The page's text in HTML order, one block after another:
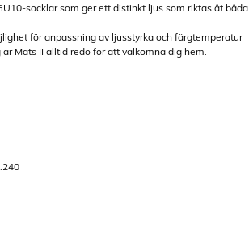
socklar som ger ett distinkt ljus som riktas åt båda
för anpassning av ljusstyrka och färgtemperatur
Mats II alltid redo för att välkomna dig hem.